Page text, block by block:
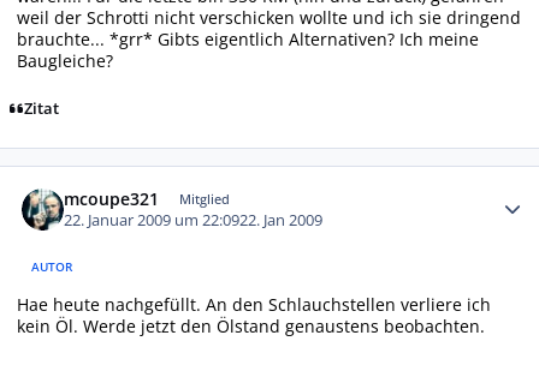
weil der Schrotti nicht verschicken wollte und ich sie dringend
brauchte... *grr* Gibts eigentlich Alternativen? Ich meine
Baugleiche?
Zitat
mcoupe321 Mitglied
22. Januar 2009 um 22:0922. Jan 2009
AUTOR
Hae heute nachgefüllt. An den Schlauchstellen verliere ich
kein Öl. Werde jetzt den Ölstand genaustens beobachten.